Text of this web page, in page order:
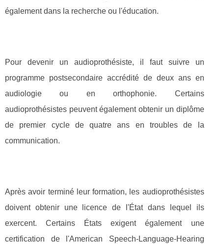
également dans la recherche ou l'éducation.
Pour devenir un audioprothésiste, il faut suivre un
programme postsecondaire accrédité de deux ans en
audiologie ou en orthophonie. Certains
audioprothésistes peuvent également obtenir un diplôme
de premier cycle de quatre ans en troubles de la
communication.
Après avoir terminé leur formation, les audioprothésistes
doivent obtenir une licence de l'État dans lequel ils
exercent. Certains États exigent également une
certification de l'American Speech-Language-Hearing